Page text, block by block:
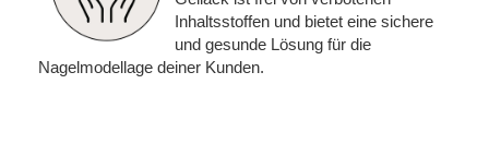
Inhaltsstoffen und bietet eine sichere
und gesunde Lösung für die
Nagelmodellage deiner Kunden.